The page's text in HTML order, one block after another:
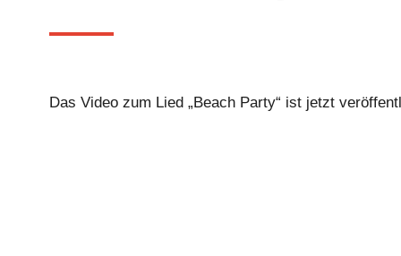
Das Video zum Lied „Beach Party“ ist jetzt